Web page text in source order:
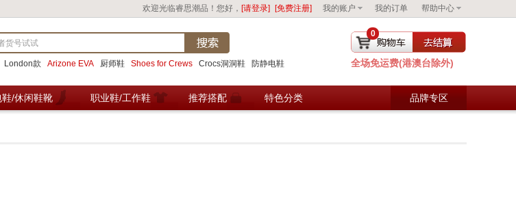
帮助中心
我的订单
我的账户
欢迎光临睿思潮品！您好， [请登录] [免费注册]
London款 Arizone EVA 厨师鞋 Shoes for Crews Crocs洞洞鞋 防静电鞋 去购物车结算
0
全场免运费(港澳台除外)
鞋/休闲鞋靴 职业鞋/工作鞋 推荐搭配 特色分类 品牌专区